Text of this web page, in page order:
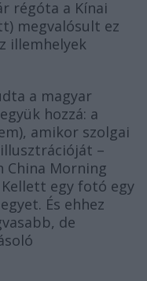
régóta a Kínai
megvalósult ez
illemhelyek
a magyar
hozzá: a
amikor szolgai
–
China Morning
egy fotó egy
És ehhez
de